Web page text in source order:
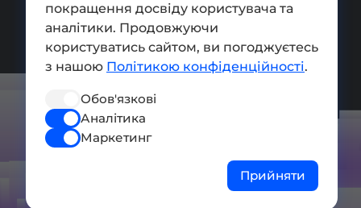
Додати обмінник
Мапа сайту
Press kit
Умови використання
Політика конфіденційності
покращення досвіду користувача та
аналітики. Продовжуючи
користуватись сайтом, ви погоджуєтесь
з нашою Політикою конфіденційності.
Обов'язкові
Аналітика
Маркетинг
Прийняти